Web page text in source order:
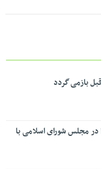
بازمی گردد
در مجلس شورای اسلامی با